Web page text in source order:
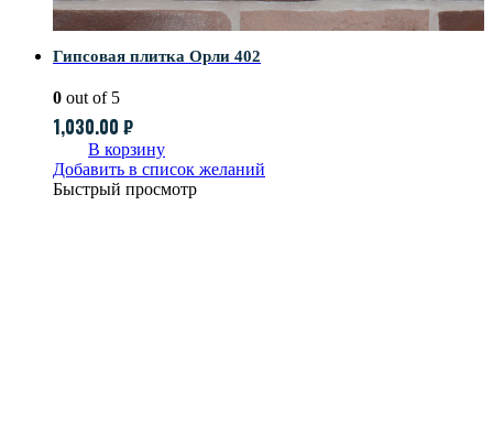
Гипсовая плитка Орли 402
0 out of 5
1,030.00 ₽
В корзину
Добавить в список желаний
Быстрый просмотр